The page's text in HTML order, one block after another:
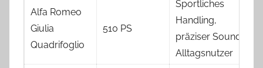
Alfa Romeo
Giulia
Quadrifoglio
510 PS
Sportliches
Handling,
präziser Sound,
Alltagsnutzer